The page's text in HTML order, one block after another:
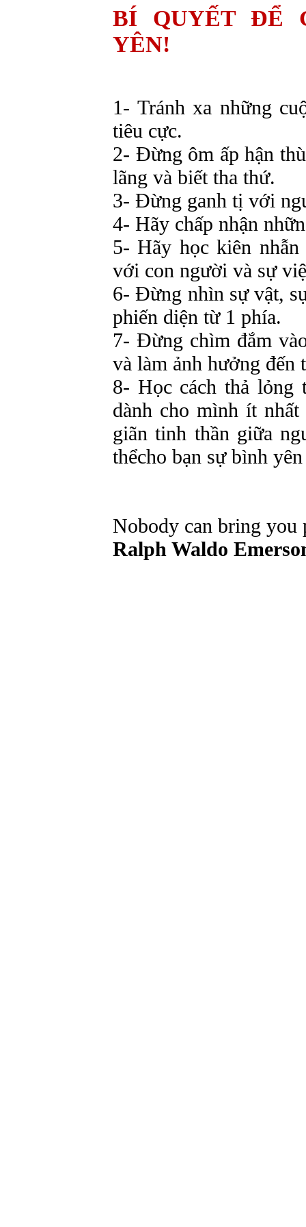
BÍ QUYẾT ĐỂ
YÊN!
1- Tránh xa những
tiêu cực.
2- Đừng ôm ấp hận thù
lãng và biết tha thứ.
3- Đừng ganh tị với
4- Hãy chấp nhận
5-Hãy học kiên nhẫn
với con người và sự
6-Đừng nhìn sự vật,
phiến diện từ1 phía.
7-Đừng chìm đắm
và làm ảnh hưởng đến
8- Học cách thả lỏng
dành cho mình ít nhất
giãn tinh thần giữa
thểcho bạn sự bình yên
Nobody can bring you
Ralph Waldo